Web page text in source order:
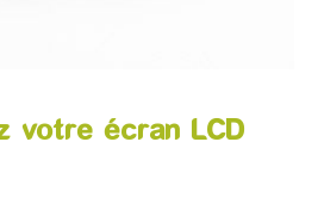
votre écran LCD